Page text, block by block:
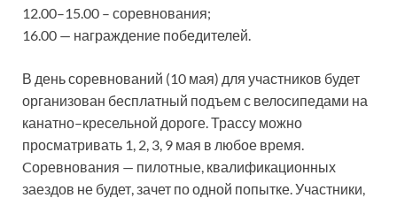
12.00–15.00 – соревнования;
16.00 — награждение победителей.
В день соревнований (10 мая) для участников будет
организован бесплатный подъем с велосипедами на
канатно–кресельной дороге. Трассу можно
просматривать 1, 2, 3, 9 мая в любое время.
Cоревнования — пилотные, квалификационных
заездов не будет, зачет по одной попытке. Участники,